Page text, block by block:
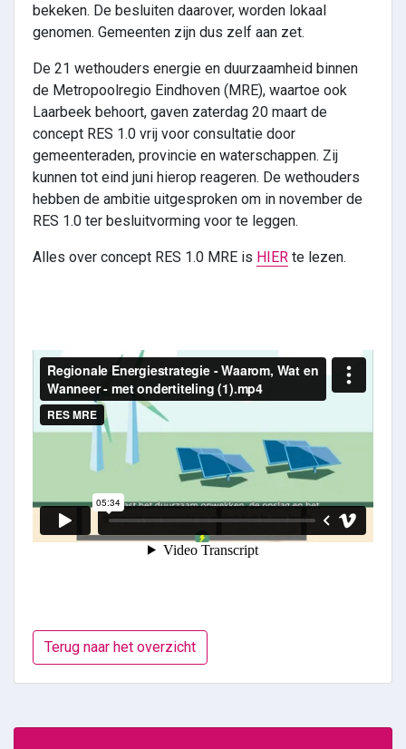
bekeken. De besluiten daarover, worden lokaal
genomen. Gemeenten zijn dus zelf aan zet.
De 21 wethouders energie en duurzaamheid binnen
de Metropoolregio Eindhoven (MRE), waartoe ook
Laarbeek behoort, gaven zaterdag 20 maart de
concept RES 1.0 vrij voor consultatie door
gemeenteraden, provincie en waterschappen. Zij
kunnen tot eind juni hierop reageren. De wethouders
hebben de ambitie uitgesproken om in november de
RES 1.0 ter besluitvorming voor te leggen.
Alles over concept RES 1.0 MRE is HIER te lezen.
Terug naar het overzicht